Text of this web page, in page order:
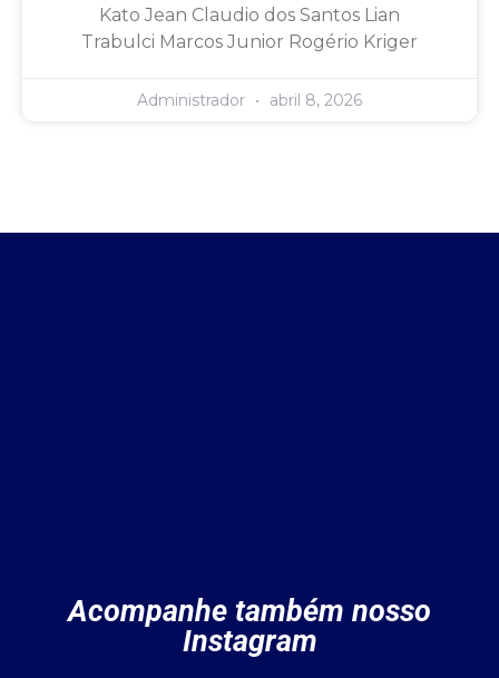
Kato Jean Claudio dos Santos Lian
Trabulci Marcos Junior Rogério Kriger
Administrador abril 8, 2026
Acompanhe também nosso
Instagram